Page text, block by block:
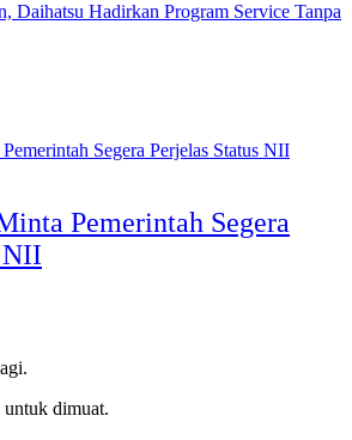
Daihatsu Hadirkan Program Service Tanpa
Pemerintah Segera
NII
untuk dimuat.